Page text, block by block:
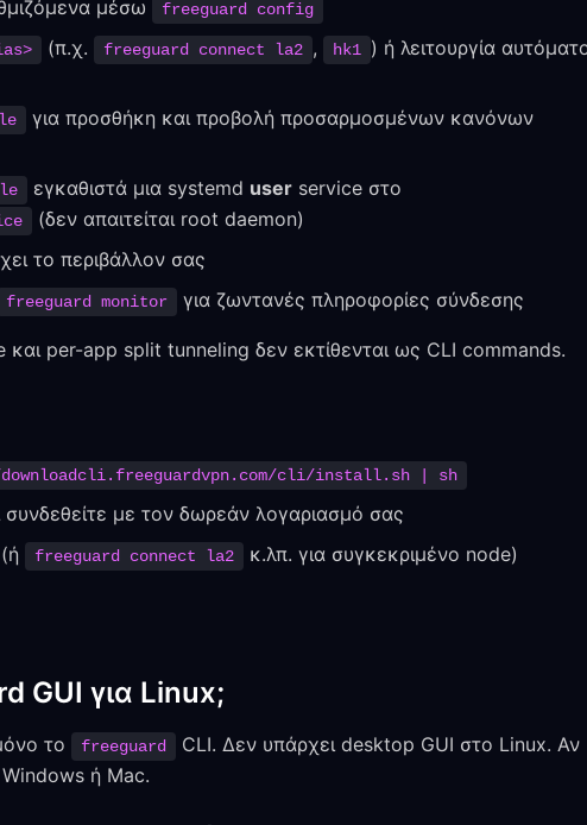
μέσω freeguard config
(π.χ. freeguard connect la2 , hk1 ) ή λειτουργία
για προσθήκη και προβολή προσαρμοσμένων κανόνων
εγκαθιστά μια systemd user service στο
(δεν απαιτείται root daemon)
το περιβάλλον σας
freeguard monitor για ζωντανές πληροφορίες σύνδεσης
per-app split tunneling δεν εκτίθενται ως CLI commands.
cli/install.sh | sh
συνδεθείτε με τον δωρεάν λογαριασμό σας
(ή freeguard connect la2 κ.λπ. για συγκεκριμένο node)
GUI για Linux;
το freeguard
CLI. Δεν υπάρχει desktop GUI στο Linux. Αν
ή Mac.